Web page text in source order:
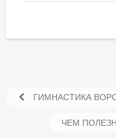
ГИМНАСТИКА
ЧЕМ